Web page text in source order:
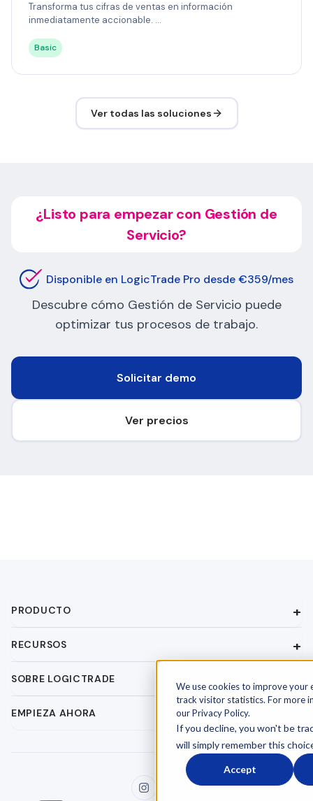
We use cookies to improve your
track visitor statistics. For more
our Privacy Policy.
If you decline, you won't be
will simply remember this
Accept
Transforma tus cifras de ventas en información
inmediatamente accionable. ...
Basic
Ver todas las soluciones
¿Listo para empezar con Gestión de
Servicio?
Disponible en LogicTrade Pro desde €359/mes
Descubre cómo Gestión de Servicio puede
optimizar tus procesos de trabajo.
Solicitar demo
Ver precios
PRODUCTO
RECURSOS
SOBRE LOGICTRADE
EMPIEZA AHORA